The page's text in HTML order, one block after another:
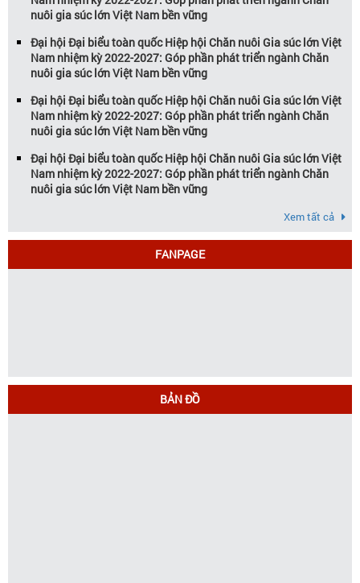
nuôi gia súc lớn Việt Nam bền vững
Đại hội Đại biểu toàn quốc Hiệp hội Chăn nuôi Gia súc lớn Việt
Nam nhiệm kỳ 2022-2027: Góp phần phát triển ngành Chăn
nuôi gia súc lớn Việt Nam bền vững
Đại hội Đại biểu toàn quốc Hiệp hội Chăn nuôi Gia súc lớn Việt
Nam nhiệm kỳ 2022-2027: Góp phần phát triển ngành Chăn
nuôi gia súc lớn Việt Nam bền vững
Đại hội Đại biểu toàn quốc Hiệp hội Chăn nuôi Gia súc lớn Việt
Nam nhiệm kỳ 2022-2027: Góp phần phát triển ngành Chăn
nuôi gia súc lớn Việt Nam bền vững
Xem tất cả
FANPAGE
BẢN ĐỒ